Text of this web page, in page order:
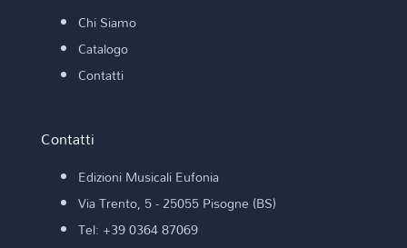
Chi Siamo
Catalogo
Contatti
Contatti
Edizioni Musicali Eufonia
Via Trento, 5 - 25055 Pisogne (BS)
Tel: +39 0364 87069